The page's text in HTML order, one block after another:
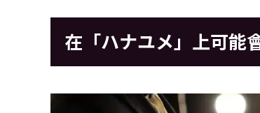
在「ハナユメ」上可能